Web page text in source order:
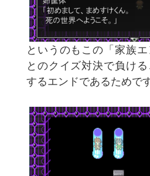
というのもこの「家族
とのクイズ対決で負け
するエンドであるためです